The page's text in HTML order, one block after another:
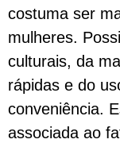
costuma ser
mulheres.
culturais, da
rápidas e do
conveniência.
associada ao